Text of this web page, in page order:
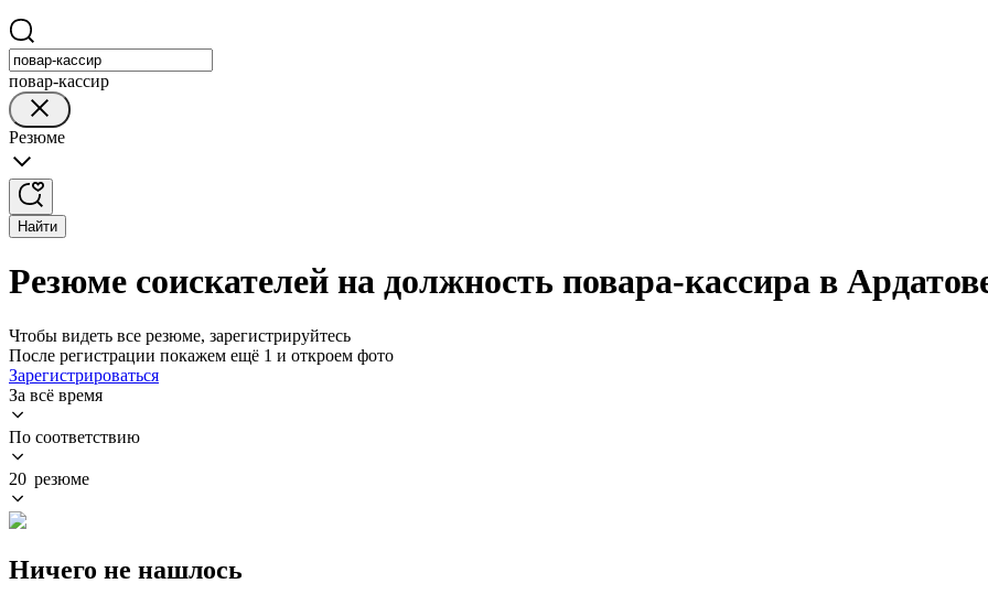
повар-кассир
Резюме
Найти
Резюме соискателей на должность повара-кассира в
Чтобы видеть все резюме, зарегистрируйтесь
После регистрации покажем ещё 1 и откроем фото
Зарегистрироваться
За всё время
По соответствию
20 резюме
Ничего не нашлось